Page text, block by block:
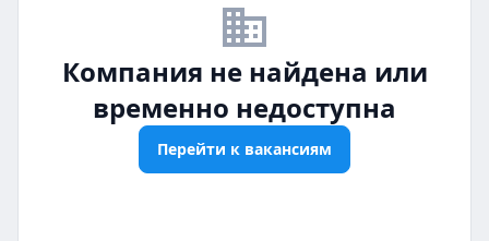
business_off
Компания не найдена или
временно недоступна
Перейти к вакансиям